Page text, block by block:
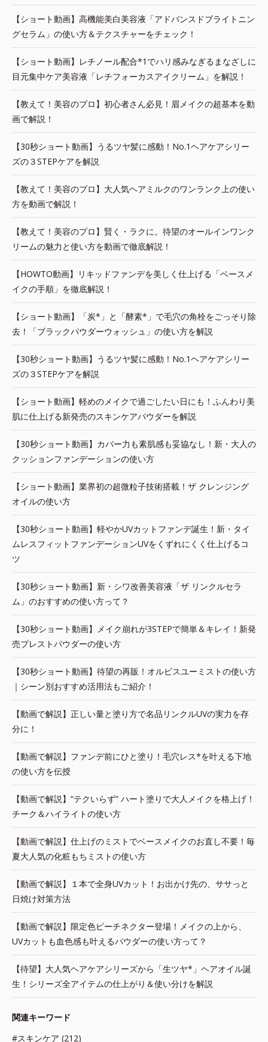
【ショート動画】高機能美白美容液「アドバンスドブライトニン
グセラム」の使い方＆テクスチャーをチェック！
【ショート動画】レチノール配合*1でハリ感みなぎるまなざしに
目元集中ケア美容液「レチフォーカスアイクリーム」を解説！
【教えて！美容のプロ】初心者さん必見！眉メイクの超基本を動
画で解説！
【30秒ショート動画】うるツヤ髪に感動！No.1ヘアケアシリー
ズの３STEPケアを解説
【教えて！美容のプロ】大人気ヘアミルクのワンランク上の使い
方を動画で解説！
【教えて！美容のプロ】賢く・ラクに。待望のオールインワンク
リームの魅力と使い方を動画で徹底解説！
【HOWTO動画】リキッドファンデを美しく仕上げる「ベースメ
イクの手順」を徹底解説！
【ショート動画】「炭*」と「酵素*」で毛穴の角栓をごっそり除
去！「ブラックパウダーウォッシュ」の使い方を解説
【30秒ショート動画】うるツヤ髪に感動！No.1ヘアケアシリー
ズの３STEPケアを解説
【ショート動画】軽めのメイクで過ごしたい日にも！ふんわり美
肌に仕上げる新発売のスキンケアパウダーを解説
【30秒ショート動画】カバー力も素肌感も妥協なし！新・大人の
クッションファンデーションの使い方
【ショート動画】業界初の超微粒子技術搭載！ザ クレンジング
オイルの使い方
【30秒ショート動画】軽やかUVカットファンデ誕生！新・タイ
ムレスフィットファンデーションUVをくずれにくく仕上げるコ
ツ
【30秒ショート動画】新・シワ改善美容液「ザ リンクルセラ
ム」のおすすめの使い方って？
【30秒ショート動画】メイク崩れが3STEPで簡単＆キレイ！新発
売プレストパウダーの使い方
【30秒ショート動画】待望の再販！オルビスユーミストの使い方
｜シーン別おすすめ活用法もご紹介！
【動画で解説】正しい量と塗り方で名品リンクルUVの実力を存
分に！
【動画で解説】ファンデ前にひと塗り！毛穴レス*を叶える下地
の使い方を伝授
【動画で解説】“テクいらず” ハート塗りで大人メイクを格上げ！
チーク＆ハイライトの使い方
【動画で解説】仕上げのミストでベースメイクのお直し不要！毎
夏大人気の化粧もちミストの使い方
【動画で解説】１本で全身UVカット！お出かけ先の、ササっと
日焼け対策方法
【動画で解説】限定色ピーチネクター登場！メイクの上から、
UVカットも血色感も叶えるパウダーの使い方って？
【待望】大人気ヘアケアシリーズから「生ツヤ*」ヘアオイル誕
生！シリーズ全アイテムの仕上がり＆使い分けを解説
関連キーワード
#スキンケア (212)